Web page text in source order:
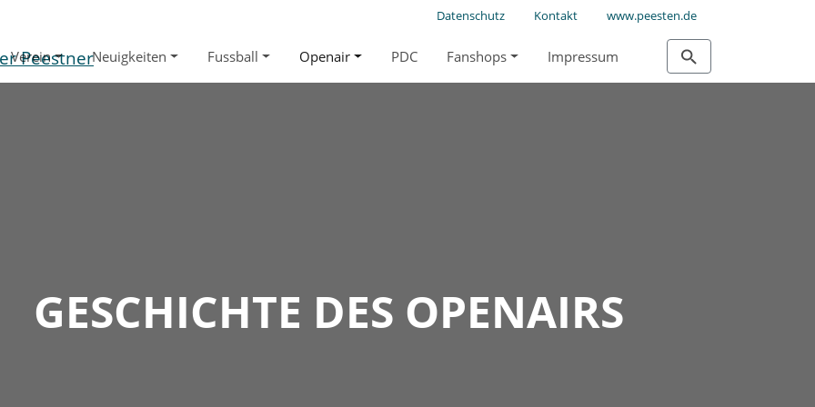
Datenschutz Kontakt www.peesten.de
Verein Neuigkeiten Fussball Openair PDC Fanshops Impressum
GESCHICHTE DES OPENAIRS